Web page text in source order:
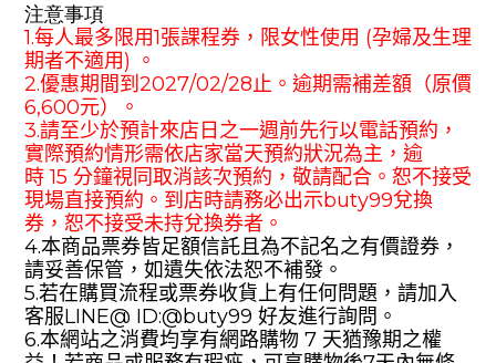
注意事項
1.每人最多限用1張課程券，限女性使用 (孕婦及生理
期者不適用) 。
2.優惠期間到 2027/02/28止。逾期需補差額（原價
6,600元）。
3.請至少於預計來店日之一週前先行以電話預約，
實際預約情形需依店家當天預約狀況為主，逾
時15 分鐘視同取消該次預約，敬請配合。恕不接受
現場直接預約。到店時請務必出示buty99兌換
券，恕不接受未持兌換券者。
4.本商品票券皆足額信託且為不記名之有價證券，
請妥善保管，如遺失依法恕不補發。
5.若在購買流程或票券收貨上有任何問題，請加入
客服LINE@ ID:@buty99 好友進行詢問。
6.本網站之消費均享有網路購物 7 天猶豫期之權